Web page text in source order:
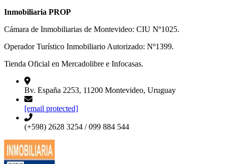
Inmobiliaria PROP
Cámara de Inmobiliarias de Montevideo: CIU Nº1025.
Operador Turístico Inmobiliario Autorizado: Nº1399.
Tienda Oficial en Mercadolibre e Infocasas.
Bv. España 2253, 11200 Montevideo, Uruguay
[email protected]
(+598) 2628 3254 / 099 884 544